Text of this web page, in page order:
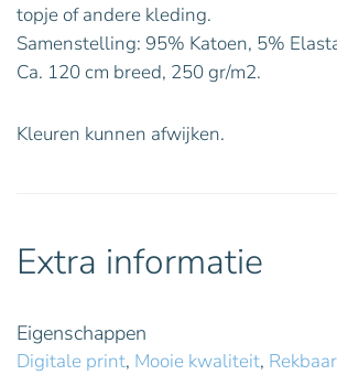
topje of andere kleding.
Samenstelling: 95% Katoen, 5%
Ca. 120 cm breed, 250 gr/m2.
Kleuren kunnen afwijken.
Extra informatie
Eigenschappen
Digitale print, Mooie kwaliteit, Rekbaar